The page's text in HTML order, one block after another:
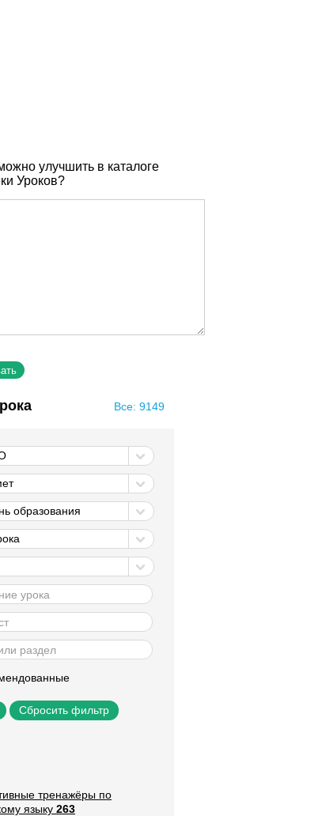
улучшить в каталоге
Уроков?
Все: 9149
образования
Сбросить фильтр
тренажёры по
языку 263